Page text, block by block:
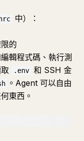
中）：
的
輯程式碼、執行測
.env 和 SSH 金
。Agent 可以自由
東西。